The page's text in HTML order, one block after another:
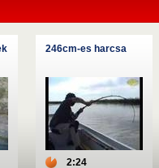
246cm-es harcsa
2:24